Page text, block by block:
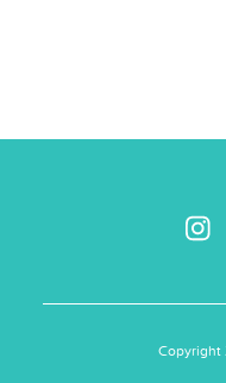
Copyright